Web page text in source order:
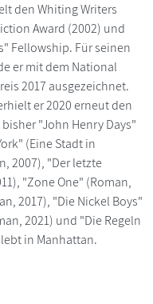
den Whiting Writers
Award (2002) und
Fellowship. Für seinen
er mit dem National
2017 ausgezeichnet.
er 2020 erneut den
"John Henry Days"
(Eine Stadt in
2007), "Der letzte
"Zone One" (Roman,
2017), "Die Nickel Boys"
2021) und "Die Regeln
in Manhattan.